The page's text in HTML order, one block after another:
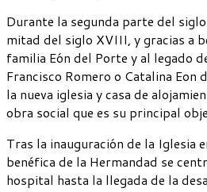
Durante la segunda parte del
mitad del siglo XVIII, y gracias a
familia Eón del Porte y al legado
Francisco Romero o Catalina Eon
la nueva iglesia y casa de
obra social que es su principal
Tras la inauguración de la Iglesia
benéfica de la Hermandad se
hospital hasta la llegada de la